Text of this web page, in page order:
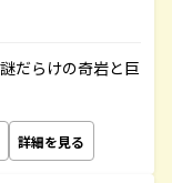
だらけの奇岩と巨
詳細を見る